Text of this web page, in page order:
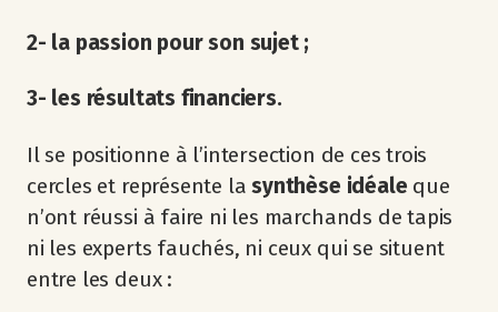
2- la passion pour son sujet ;
3- les résultats financiers.
Il se positionne à l’intersection de ces trois
cercles et représente lasynthèse idéale que
n’ont réussi à faire ni les marchands de tapis
ni les experts fauchés, ni ceux qui se situent
entre les deux :